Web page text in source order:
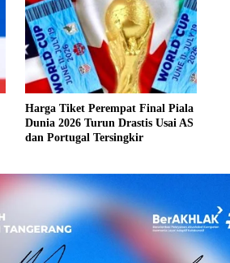
Harga Tiket Perempat Final Piala
Dunia 2026 Turun Drastis Usai AS
dan Portugal Tersingkir